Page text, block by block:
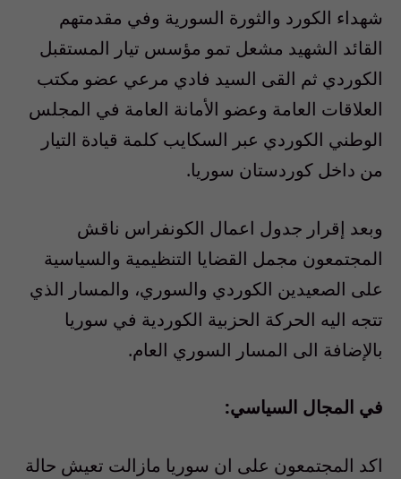
شهداء الكورد والثورة السورية وفي مقدمتهم
القائد الشهيد مشعل تمو مؤسس تيار المستقبل
الكوردي ثم القى السيد فادي مرعي عضو مكتب
العلاقات العامة وعضو الأمانة العامة في المجلس
الوطني الكوردي عبر السكايب كلمة قيادة التيار
من داخل كوردستان سوريا.
وبعد إقرار جدول اعمال الكونفراس ناقش
المجتمعون مجمل القضايا التنظيمية والسياسية
على الصعيدين الكوردي والسوري، والمسار الذي
تتجه اليه الحركة الحزبية الكوردية في سوريا
بالإضافة الى المسار السوري العام.
في المجال السياسي:
اكد المجتمعون على ان سوريا مازالت تعيش حالة